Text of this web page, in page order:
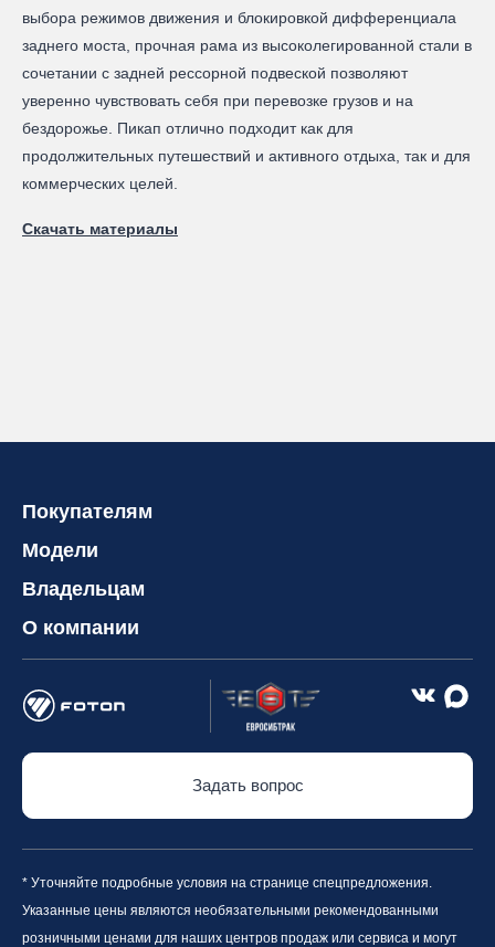
выбора режимов движения и блокировкой дифференциала
заднего моста, прочная рама из высоколегированной стали в
сочетании с задней рессорной подвеской позволяют
уверенно чувствовать себя при перевозке грузов и на
бездорожье. Пикап отлично подходит как для
продолжительных путешествий и активного отдыха, так и для
коммерческих целей.
Скачать материалы
Покупателям
Модели
Владельцам
О компании
Задать вопрос
* Уточняйте подробные условия на странице спецпредложения.
Указанные цены являются необязательными рекомендованными
розничными ценами для наших центров продаж или сервиса и могут